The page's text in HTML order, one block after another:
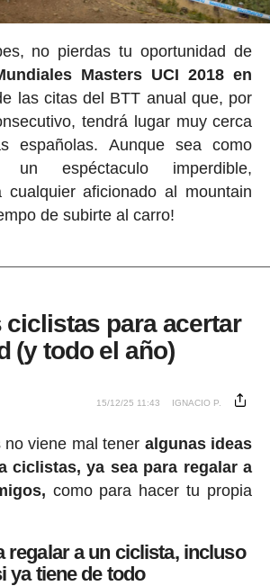
no pierdas tu oportunidad de
Masters UCI 2018 en
las citas del BTT anual que, por
tendrá lugar muy cerca
españolas. Aunque sea como
un espéctaculo imperdible,
cualquier aficionado al mountain
de subirte al carro!
ciclistas para acertar
(y todo el año)
15/12/25 11:43 IGNACIO P.
no viene mal tener algunas ideas
ciclistas, ya sea para regalar a
como para hacer tu propia
regalar a un ciclista, incluso
ya tiene de todo